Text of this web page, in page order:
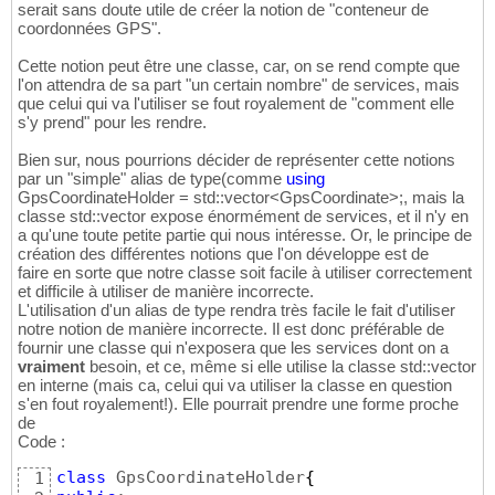
serait sans doute utile de créer la notion de "conteneur de
coordonnées GPS".
Cette notion peut être une classe, car, on se rend compte que
l'on attendra de sa part "un certain nombre" de services, mais
que celui qui va l'utiliser se fout royalement de "comment elle
s'y prend" pour les rendre.
Bien sur, nous pourrions décider de représenter cette notions
par un "simple" alias de type(comme using
GpsCoordinateHolder = std::vector<GpsCoordinate>;, mais la
classe std::vector expose énormément de services, et il n'y en
a qu'une toute petite partie qui nous intéresse. Or, le principe de
création des différentes notions que l'on développe est de
faire en sorte que notre classe soit facile à utiliser correctement
et difficile à utiliser de manière incorrecte.
L'utilisation d'un alias de type rendra très facile le fait d'utiliser
notre notion de manière incorrecte. Il est donc préférable de
fournir une classe qui n'exposera que les services dont on a
vraiment besoin, et ce, même si elle utilise la classe std::vector
en interne (mais ca, celui qui va utiliser la classe en question
s'en fout royalement!). Elle pourrait prendre une forme proche
de
Code :
1
class GpsCoordinateHolder{